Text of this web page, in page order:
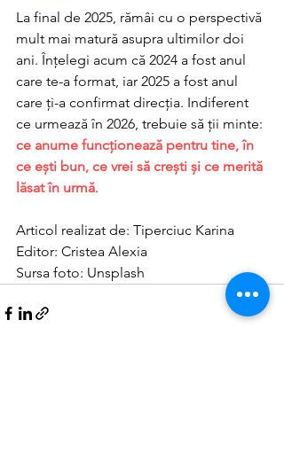
La final de 2025, rămâi cu o perspectivă
mult mai matură asupra ultimilor doi
ani. Înțelegi acum că 2024 a fost anul
care te-a format, iar 2025 a fost anul
care ți-a confirmat direcția. Indiferent
ce urmează în 2026, trebuie să ții minte:
ce anume funcționează pentru tine, în
ce ești bun, ce vrei să crești și ce merită
lăsat în urmă.
Articol realizat de: Tiperciuc Karina
Editor: Cristea Alexia
Sursa foto: Unsplash